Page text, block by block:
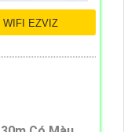
WIFI EZVIZ